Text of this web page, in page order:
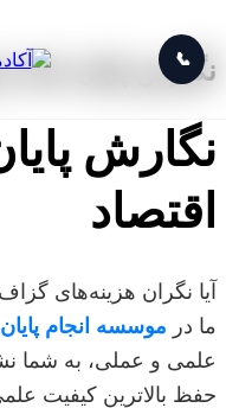
📞
نگارش پایان نامه
نگارش
اقتصاد
آیا نگران هزینه‌های
ما در موسسه انجام
علمی و عملی، به شما
حفظ بالاترین کیفیت